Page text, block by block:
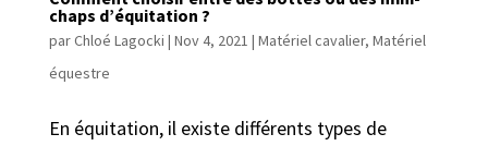
chaps d’équitation ?
parChloé Lagocki | Nov 4, 2021 | Matériel cavalier, Matériel
équestre
En équitation, il existe différents types de